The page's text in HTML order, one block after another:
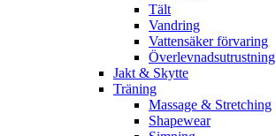
Tält
Vandring
Vattensäker förvaring
Överlevnadsutrustning
Jakt & Skytte
Träning
Massage & Stretching
Shapewear